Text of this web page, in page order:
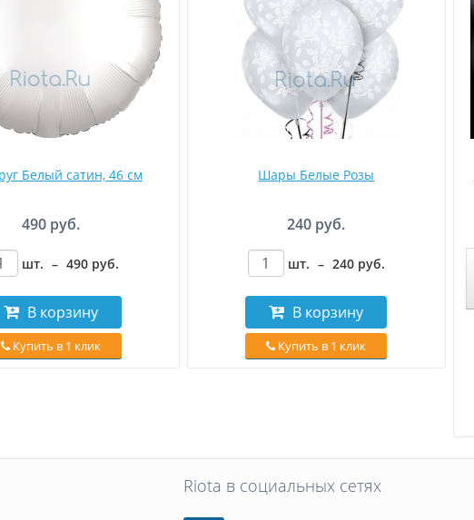
Белый сатин, 46 см
490 руб.
шт. – 490 руб.
В корзину
Купить в 1 клик
Шары Белые Розы
240 руб.
шт. – 240 руб.
В корзину
Купить в 1 клик
Riota в социальных сетях